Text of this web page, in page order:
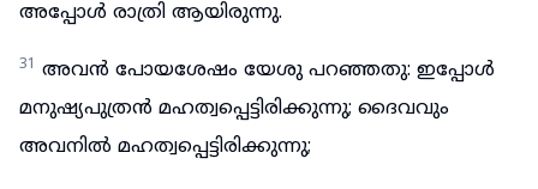
അപ്പോൾ രാത്രി ആയിരുന്നു.
31 അവൻ പോയശേഷം യേശു പറഞ്ഞതു: ഇപ്പോൾ
മനുഷ്യപുത്രൻ മഹത്വപ്പെട്ടിരിക്കുന്നു; ദൈവവും
അവനിൽ മഹത്വപ്പെട്ടിരിക്കുന്നു;